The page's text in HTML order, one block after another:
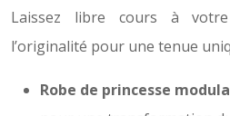
Laissez libre cours à
l’originalité pour une tenue
Robe de princesse